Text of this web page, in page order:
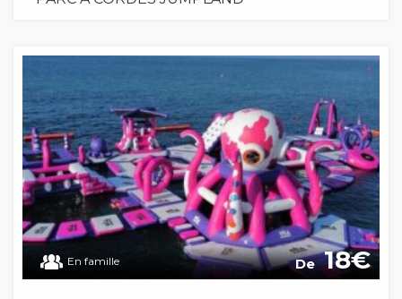
En famille De 18